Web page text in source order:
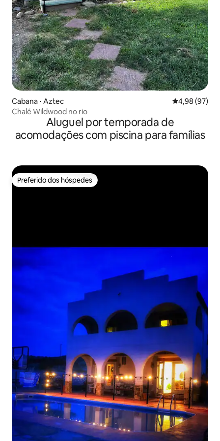
Cabana ⋅ Aztec 4,98 de uma
4,98 (97)
Chalé Wildwood no rio
Aluguel por temporada de
acomodações com piscina para famílias
Preferido dos hóspedes
Preferido dos hóspedes